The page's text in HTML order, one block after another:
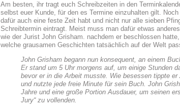
Am besten, ihr tragt euch Schreibzeiten in den
selbst euer Kunde, für den es Termine einzuhalten gilt.
dafür auch eine feste Zeit habt und nicht nur alle sieben
Schreibtermin eintragt. Meist muss man dafür etwas
wie der Jurist John Grisham. nachdem er beschlossen
welche grausamen Geschichten tatsächlich auf der Welt
John Grisham begann nun konsequent, an einem
Er stand um 5 Uhr morgens auf, um einige Stunden
bevor er in die Arbeit musste. Wie besessen tippte er
und nutzte jede freie Minute für sein Buch. John
Jahre und eine große Portion Ausdauer, um seinen
Jury“ zu vollenden.